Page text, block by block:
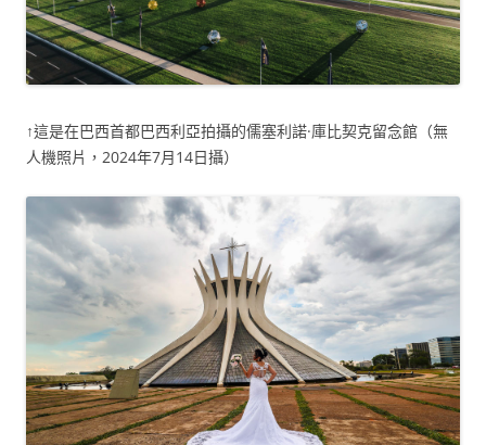
↑這是在巴西首都巴西利亞拍攝的儒塞利諾·庫比契克留念館（無
人機照片，2024年7月14日攝）